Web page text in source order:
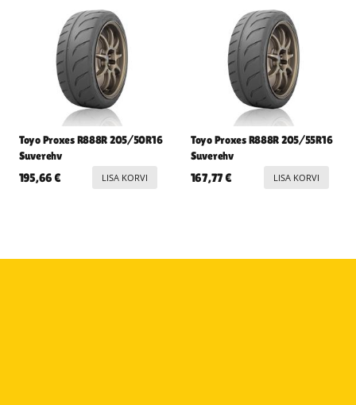
Toyo Proxes R888R 205/50R16
Suverehv
195,66€ LISA KORVI
Toyo Proxes R888R 205/55R16
Suverehv
167,77€ LISA KORVI